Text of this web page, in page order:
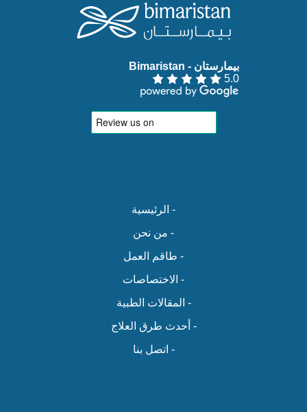
بيمارستان - Bimaristan‏
5.0
- الرئيسية
- من نحن
- طاقم العمل
- الاختصاصات
- المقالات الطبية
- أحدث طرق العلاج
- اتصل بنا